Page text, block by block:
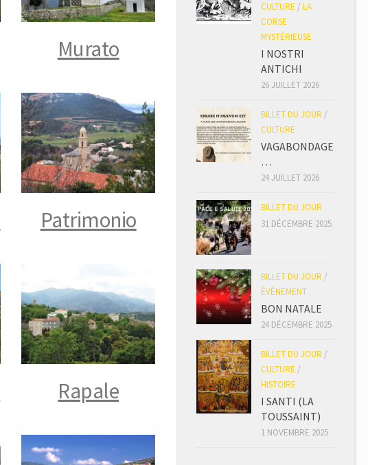
Murato
Patrimonio
Rapale
CULTURE / LA
CORSE
MYSTÉRIEUSE
I NOSTRI
ANTICHI
26 JUILLET 2026
BILLET DU JOUR /
CULTURE
VAGABONDAGE
…
24 JUILLET 2026
BILLET DU JOUR
31 DÉCEMBRE 2025
BILLET DU JOUR /
ÉVÈNEMENT
BON NATALE
24 DÉCEMBRE 2025
BILLET DU JOUR /
CULTURE /
HISTOIRE
I SANTI (LA
TOUSSAINT)
1 NOVEMBRE 2025